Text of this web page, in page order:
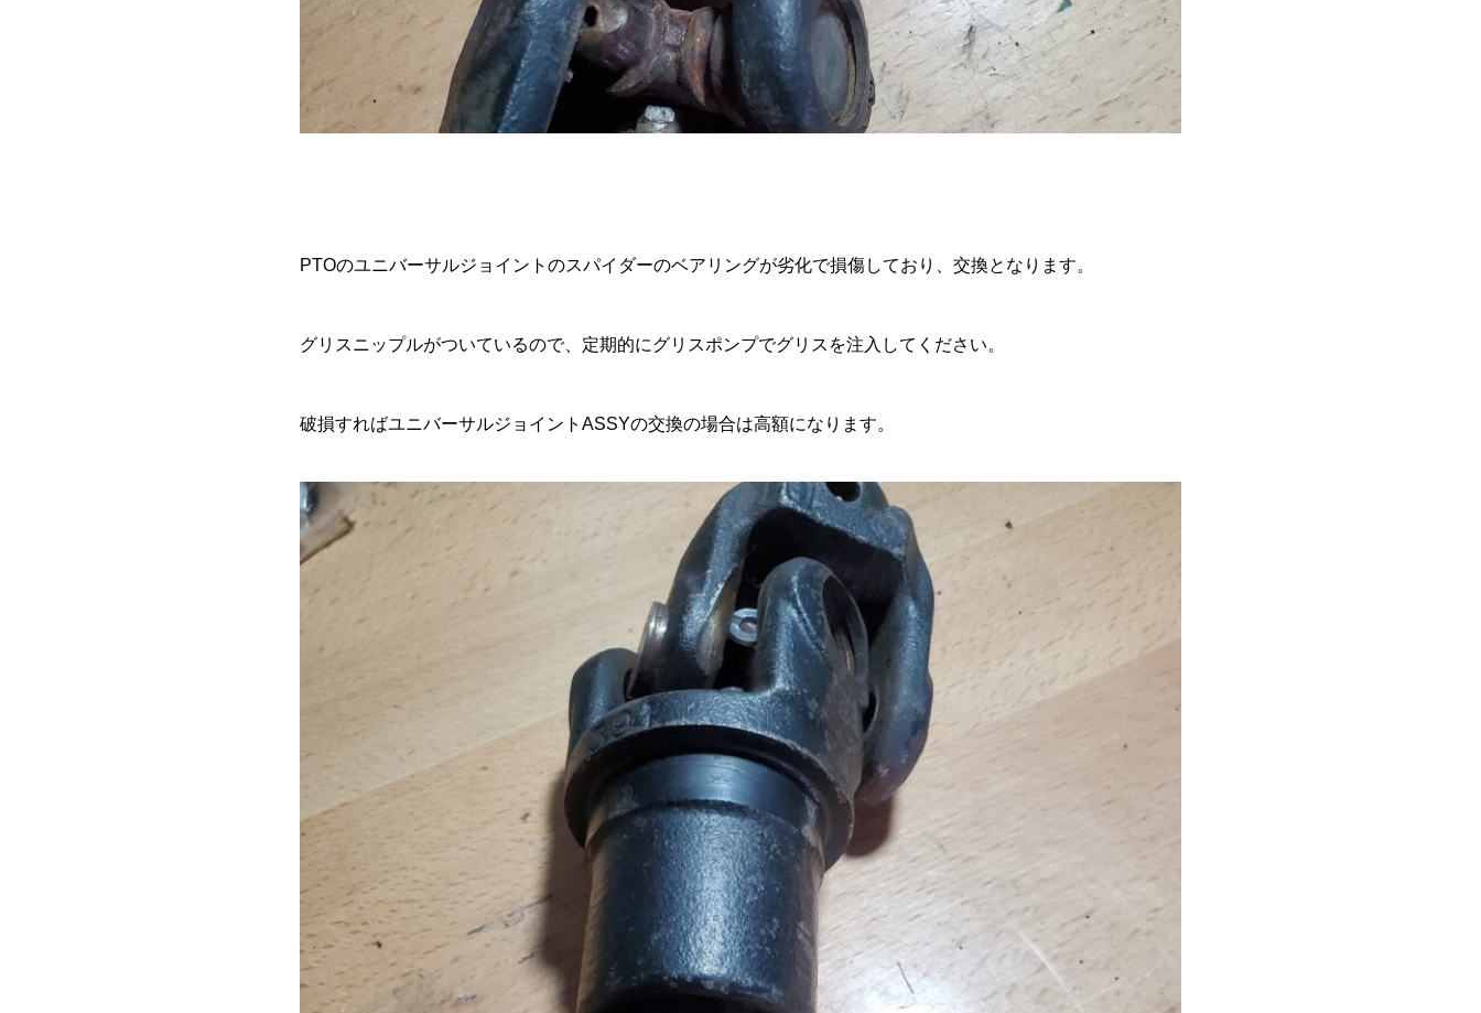
PTOのユニバーサルジョイントのスパイダーのベアリングが劣化で損傷しており、交換となります。
グリスニップルがついているので、定期的にグリスポンプでグリスを注入してください。
破損すればユニバーサルジョイントASSYの交換の場合は高額になります。